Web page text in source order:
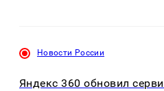
Новости России
Яндекс 360 обновил